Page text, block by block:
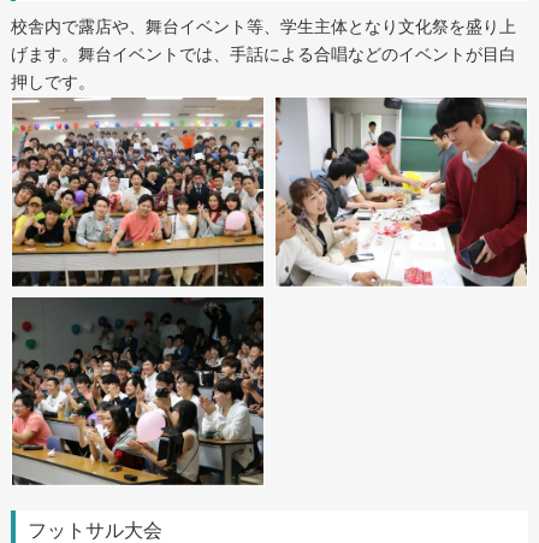
校舎内で露店や、舞台イベント等、学生主体となり文化祭を盛り上
げます。舞台イベントでは、手話による合唱などのイベントが目白
押しです。
フットサル大会